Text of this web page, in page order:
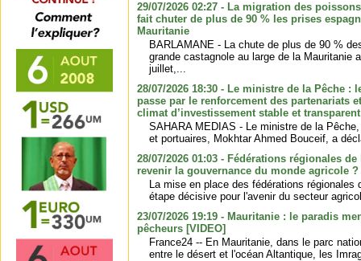
29/07/2026 02:27 - La migration des
fait chuter de plus de 90 % les prises
Mauritanie
BARLAMANE - La chute de plus de 90 %
grande castagnole au large de la Mauritanie
juillet,...
28/07/2026 18:30 - Le ministre de la Pêche :
passe par le renforcement des partenariats
climat d’investissement stable et transparent
SAHARA MEDIAS - Le ministre de la
et portuaires, Mokhtar Ahmed Bouceif, a
28/07/2026 01:03 - Fédérations régionales
revenir la gouvernance du monde agricole ?
La mise en place des fédérations régionales
étape décisive pour l'avenir du secteur
23/07/2026 19:19 - Mauritanie : le paradis
pêcheurs [VIDEO]
France24 -- En Mauritanie, dans le parc
entre le désert et l'océan Altantique, les